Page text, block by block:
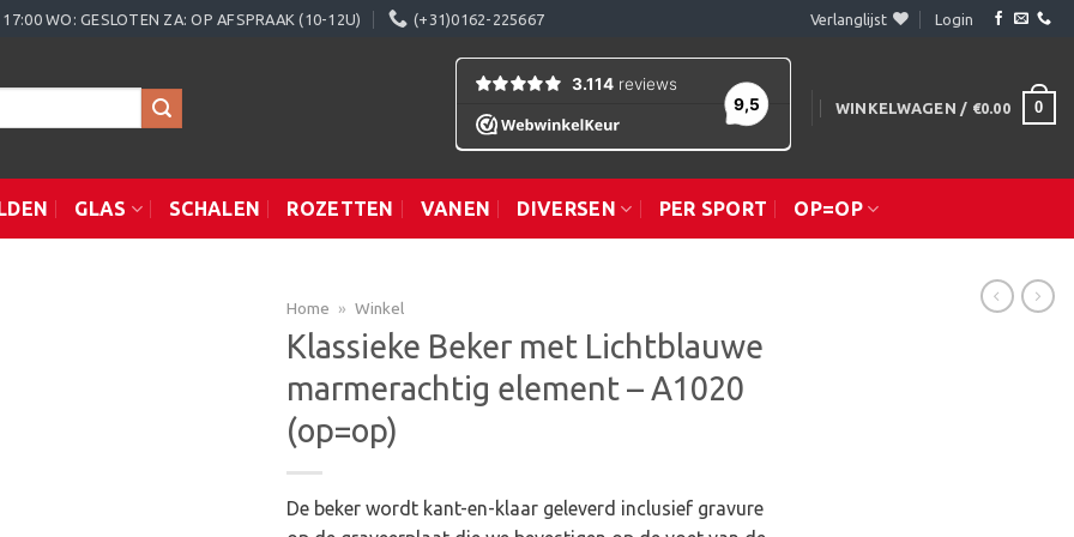
WO: GESLOTEN ZA: OP AFSPRAAK (10-12U) (+31)0162-225667 Verlanglijst Login
WINKELWAGEN / €0.00 0
GLAS SCHALEN ROZETTEN VANEN DIVERSEN PER SPORT OP=OP
Home » Winkel
Klassieke Beker met Lichtblauwe
marmerachtig element – A1020
(op=op)
De beker wordt kant-en-klaar geleverd inclusief gravure